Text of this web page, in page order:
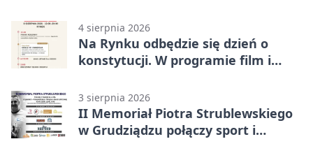
4 sierpnia 2026
Na Rynku odbędzie się dzień o
konstytucji. W programie film i
3 sierpnia 2026
II Memoriał Piotra Strublewskiego
w Grudziądzu połączy sport i